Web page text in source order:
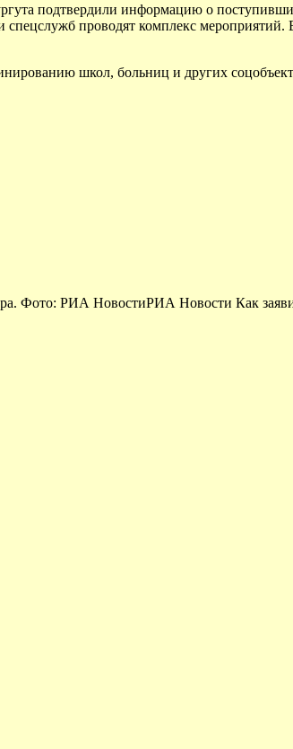
подтвердили информацию о
проводят комплекс мероприятий.
школ, больниц и других
Фото: РИА НовостиРИА Новости Как